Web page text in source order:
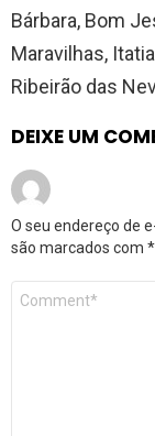
Bárbara, Bom
Maravilhas,
Ribeirão das
DEIXE UM
O seu endereço de
são marcados com *
Comentário